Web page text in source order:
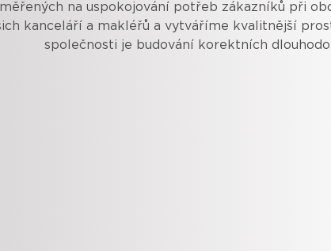
na uspokojování potřeb zákazníků při
kanceláří a makléřů a vytváříme kvalitnější
společnosti je budování korektních